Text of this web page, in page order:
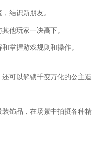
结识新朋友。
他玩家一决高下。
掌握游戏规则和操作。
可以解锁千变万化的公主造
饰品，在场景中拍摄各种精